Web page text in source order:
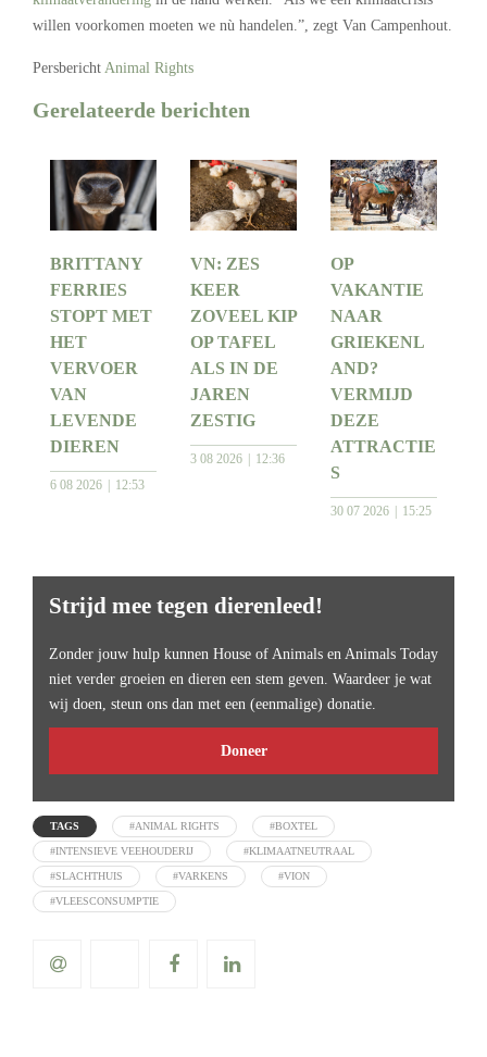
willen voorkomen moeten we nù handelen.”, zegt Van Campenhout.
Persbericht Animal Rights
Gerelateerde berichten
BRITTANY
FERRIES
STOPT MET
HET
VERVOER
VAN
LEVENDE
DIEREN
6 08 2026 12:53
VN: ZES
KEER
ZOVEEL KIP
OP TAFEL
ALS IN DE
JAREN
ZESTIG
3 08 2026 12:36
OP
VAKANTIE
NAAR
GRIEKENL
AND?
VERMIJD
DEZE
ATTRACTIE
S
30 07 2026 15:25
Strijd mee tegen dierenleed!
Zonder jouw hulp kunnen House of Animals en Animals Today
niet verder groeien en dieren een stem geven. Waardeer je wat
wij doen, steun ons dan met een (eenmalige) donatie.
Doneer
TAGS #ANIMAL RIGHTS #BOXTEL
#INTENSIEVE VEEHOUDERIJ #KLIMAATNEUTRAAL
#SLACHTHUIS #VARKENS #VION
#VLEESCONSUMPTIE